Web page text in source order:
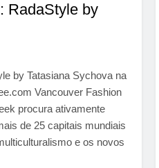
RadaStyle by
by Tatasiana Sychova na
Vancouver Fashion
procura ativamente
de 25 capitais mundiais
e os novos